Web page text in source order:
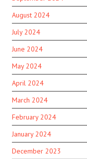
August 2024
July 2024
June 2024
May 2024
April 2024
March 2024
February 2024
January 2024
December 2023